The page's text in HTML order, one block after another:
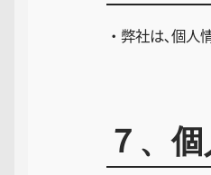
・弊社は､個人
７、